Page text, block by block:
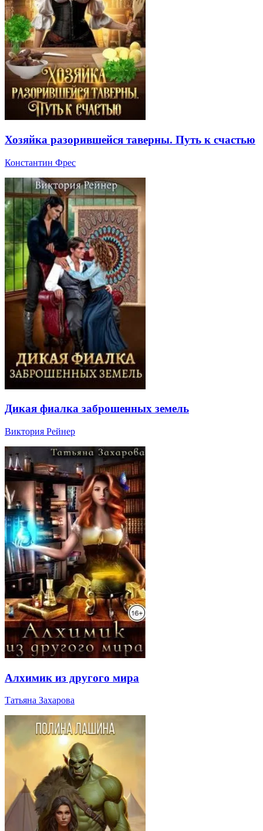
Хозяйка разорившейся таверны. Путь к счастью
Константин Фрес
Дикая фиалка заброшенных земель
Виктория Рейнер
Алхимик из другого мира
Татьяна Захарова